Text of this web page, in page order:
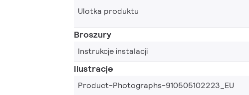
Ulotka produktu
Broszury
Instrukcje instalacji
Ilustracje
Product-Photographs-910505102223_EU